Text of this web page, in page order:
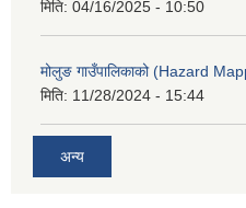
मिति: 04/16/2025 - 10:50
मोलुङ गाउँपालिकाको (Hazard
मिति: 11/28/2024 - 15:44
अन्य